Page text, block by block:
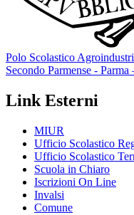
Polo Scolastico
Secondo Parmense - Parma
Link Esterni
MIUR
Ufficio Scolastico
Ufficio Scolastico
Scuola in Chiaro
Iscrizioni On Line
Invalsi
Comune